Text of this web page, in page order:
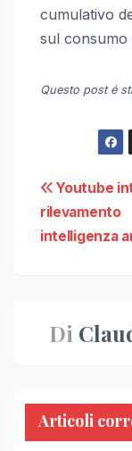
cumulativo
sul consumo
Questo post é
Youtube
rilevamento
intelligenza
Di
Articoli